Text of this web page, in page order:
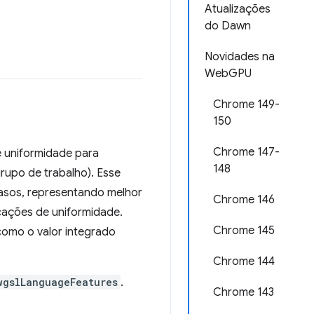
Atualizações
do Dawn
Novidades na
WebGPU
Chrome 149-
150
Chrome 147-
148
Chrome 146
Chrome 145
Chrome 144
Chrome 143
uniformidade para
de trabalho). Esse
representando melhor
de uniformidade.
o valor integrado
.